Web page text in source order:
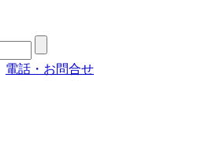
電話・お問合せ